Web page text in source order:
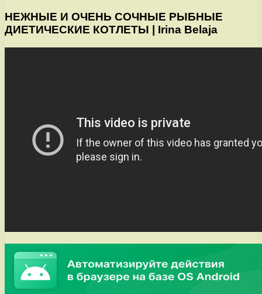
НЕЖНЫЕ И ОЧЕНЬ СОЧНЫЕ РЫБНЫЕ
ДИЕТИЧЕСКИЕ КОТЛЕТЫ | Irina Belaja